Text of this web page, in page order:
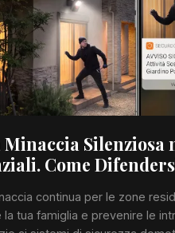
Cronaca
Viabilità
Utilità
Meteo
Eventi
Silenziosa
Come
continua per le zone
tua famiglia e prevenire le